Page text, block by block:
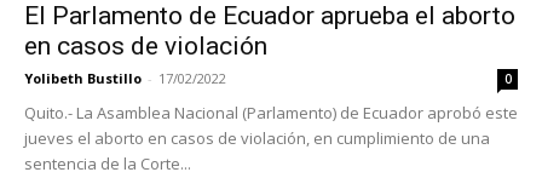
El Parlamento de Ecuador aprueba el aborto
en casos de violación
Yolibeth Bustillo - 17/02/2022 0
Quito.- La Asamblea Nacional (Parlamento) de Ecuador aprobó este
jueves el aborto en casos de violación, en cumplimiento de una
sentencia de la Corte...